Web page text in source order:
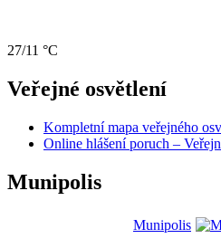
27/11 °C
Veřejné osvětlení
Kompletní mapa veřejného
Online hlášení poruch –
Munipolis
Munipolis